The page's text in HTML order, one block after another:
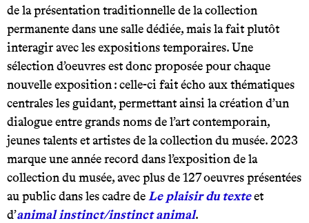
de la présentation traditionnelle de la collection
permanente dans une salle dédiée, mais la fait plutôt
interagir avec les expositions temporaires. Une
sélection d’oeuvres est donc proposée pour chaque
nouvelle exposition : celle-ci fait écho aux thématiques
centrales les guidant, permettant ainsi la création d’un
dialogue entre grands noms de l’art contemporain,
jeunes talents et artistes de la collection du musée. 2023
marque une année record dans l’exposition de la
collection du musée, avec plus de 127 oeuvres présentées
au public dans les cadre deLe plaisir du texteet
d’animal instinct/instinct animal.